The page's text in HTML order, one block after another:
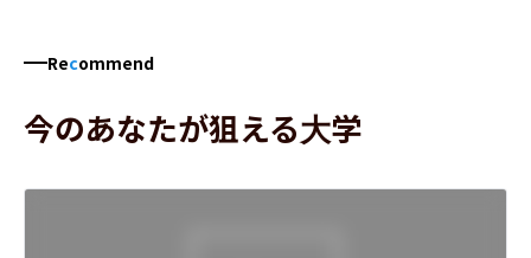
Recommend
今のあなたが狙える大学